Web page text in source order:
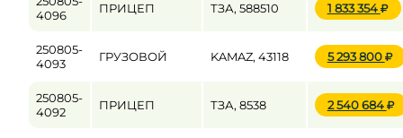
4096
ПРИЦЕП ТЗА, 588510 1 833 354
250805-
4093
ГРУЗОВОЙ KAMAZ, 43118 5 293 800
250805-
4092
ПРИЦЕП ТЗА, 8538 2 540 684